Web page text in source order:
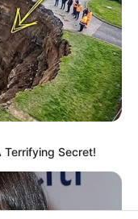
qualquer
optar por papel
Terrifying Secret!